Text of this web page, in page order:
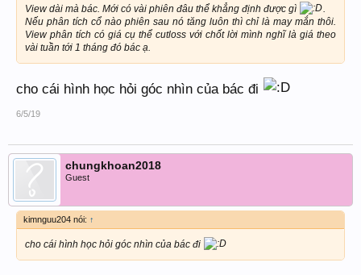
View dài mà bác. Mới có vài phiên đâu thể khẳng định được gì
.
Nếu phân tích cổ nào phiên sau nó tăng luôn thì chỉ là may mắn thôi.
View phân tích có giá cụ thể cutloss với chốt lời mình nghĩ là giá theo
vài tuần tới 1 tháng đó bác ạ.
cho cái hình học hỏi góc nhìn của bác đi
6/5/19
chungkhoan2018
Guest
kimnguu204 nói: ↑
cho cái hình học hỏi góc nhìn của bác đi